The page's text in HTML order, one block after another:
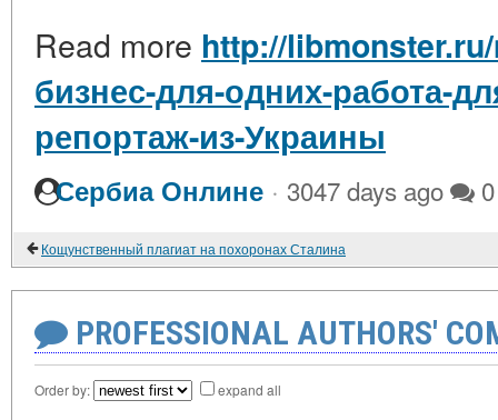
Read more http://
бизнес-для-одних-работа-
репортаж-из-Украины
Сербиа Онлине · 3047 days ago 0
Кощунственный плагиат на похоронах Сталина
PROFESSIONAL AUTHORS'
Order by: expand all